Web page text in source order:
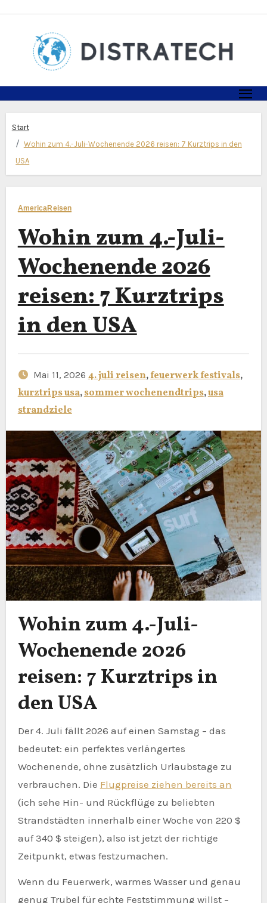
springen
Start
Wohin zum 4.-Juli-Wochenende 2026 reisen: 7 Kurztrips in den
USA
AmericaReisen
Wohin zum 4.-Juli-
Wochenende 2026
reisen: 7 Kurztrips
in den USA
Mai 11, 2026 4. juli reisen,feuerwerk festivals,
kurztrips usa,sommer wochenendtrips,usa
strandziele
Wohin zum 4.-Juli-
Wochenende 2026
reisen: 7 Kurztrips in
den USA
Der 4. Juli fällt 2026 auf einen Samstag – das
bedeutet: ein perfektes verlängertes
Wochenende, ohne zusätzlich Urlaubstage zu
verbrauchen. Die Flugpreise ziehen bereits an
(ich sehe Hin- und Rückflüge zu beliebten
Strandstädten innerhalb einer Woche von 220 $
auf 340 $ steigen), also ist jetzt der richtige
Zeitpunkt, etwas festzumachen.
Wenn du Feuerwerk, warmes Wasser und genau
genug Trubel für echte Feststimmung willst –